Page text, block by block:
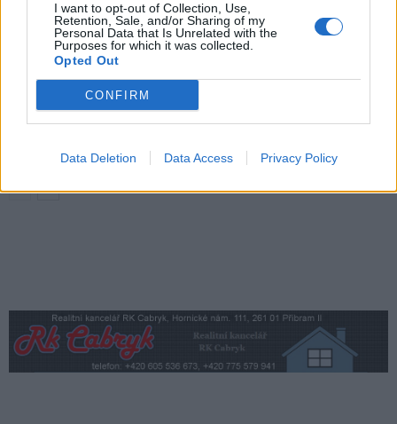
I want to opt-out of Collection, Use,
Retention, Sale, and/or Sharing of my
Personal Data that Is Unrelated with the
Purposes for which it was collected.
Opted Out
CONFIRM
Data Deletion Data Access Privacy Policy
Zpravodajství
Většina koupališť na Příbramsku nabízí
výborné podmínky. Horší voda je jen na
Živohošti
Příbram modernizuje parkovací automaty.
Přibudou i tři nové poblíž Svaté Hory